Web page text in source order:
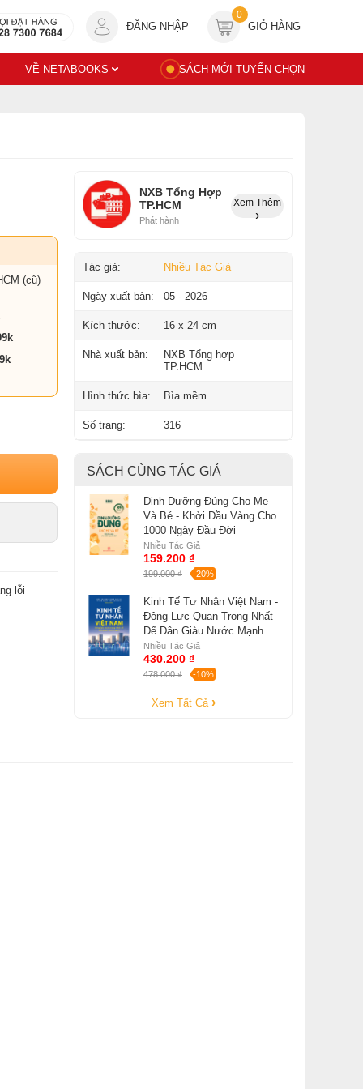
ĐĂNG NHẬP
0
GIỎ HÀNG
VỀ NETABOOKS SÁCH MỚI TUYỂN CHỌN
(cũ)
lỗi
NXB Tổng Hợp
TP.HCM
Phát hành
Xem Thêm
Tác giả: Nhiều Tác Giả
Ngày xuất bản: 05 - 2026
Kích thước: 16 x 24 cm
Nhà xuất bản:
NXB Tổng hợp
TP.HCM
Hình thức bìa: Bìa mềm
Số trang: 316
SÁCH CÙNG TÁC GIẢ
Dinh Dưỡng Đúng Cho Mẹ
Và Bé - Khởi Đầu Vàng Cho
1000 Ngày Đầu Đời
Nhiều Tác Giả
159.200 ₫
199.000 ₫ -20%
Kinh Tế Tư Nhân Việt Nam -
Động Lực Quan Trọng Nhất
Để Dân Giàu Nước Mạnh
Nhiều Tác Giả
430.200 ₫
478.000 ₫ -10%
Xem Tất Cả